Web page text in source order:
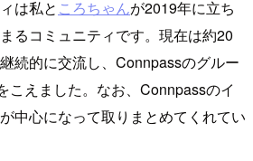
は私と ころちゃんが2019年に立ち
るコミュニティです。現在は約20
続的に交流し、Connpassのグルー
こえました。なお、Connpassのイ
中心になって取りまとめてくれてい